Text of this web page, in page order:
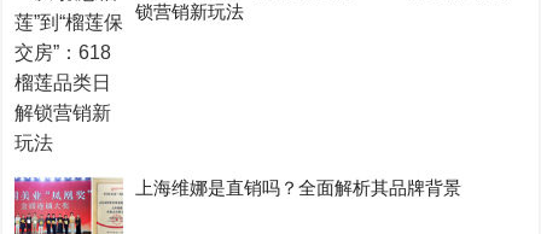
锁营销新玩法
上海维娜是直销吗？全面解析其品牌背景